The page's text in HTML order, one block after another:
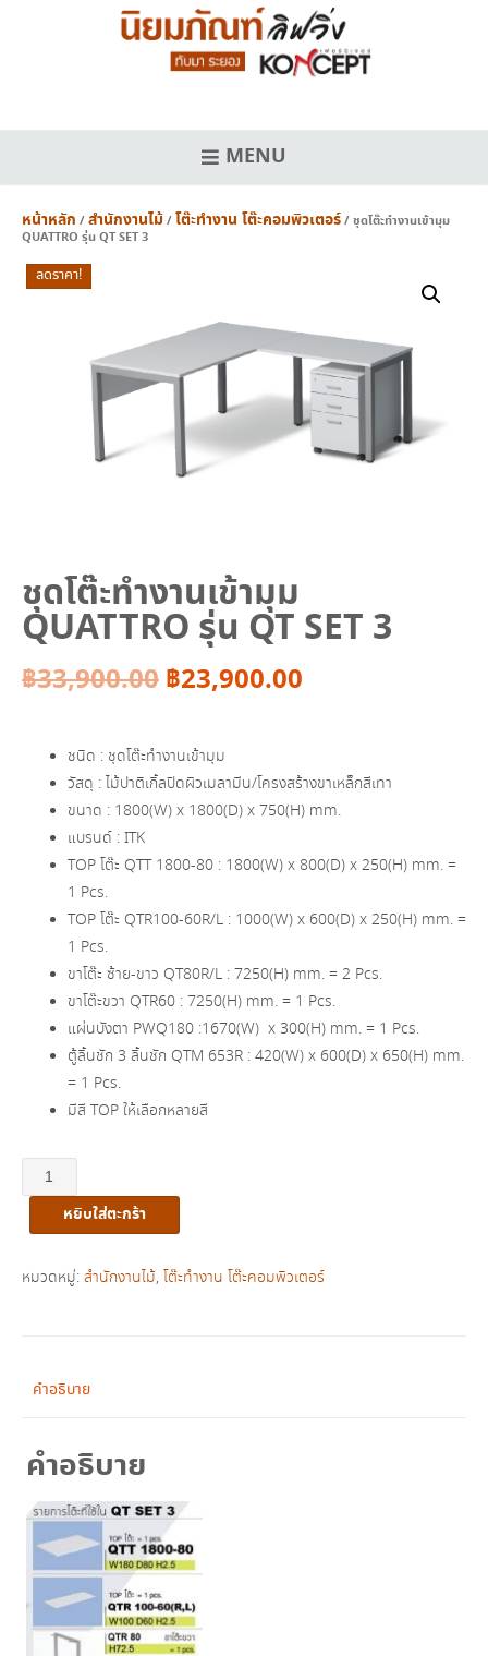
MENU
หน้าหลัก /สำนักงานไม้/โต๊ะทำงาน โต๊ะคอมพิวเตอร์/ ชุดโต๊ะทำงานเข้ามุม
QUATTRO รุ่น QT SET 3
ลดราคา!
ชุดโต๊ะทำงานเข้ามุม
QUATTRO รุ่น QT SET 3
฿33,900.00Original
was:
฿33,900.00.
฿23,900.00
is:
฿23,900.00.
ชนิด : ชุดโต๊ะทำงานเข้ามุม
วัสดุ : ไม้ปาติเกิ้ลปิดผิวเมลามีน/โครงสร้างขาเหล็กสีเทา
ขนาด : 1800(W) x 1800(D) x 750(H) mm.
แบรนด์ : ITK
TOP โต๊ะ QTT 1800-80 : 1800(W) x 800(D) x 250(H) mm. =
1 Pcs.
TOP โต๊ะ QTR100-60R/L : 1000(W) x 600(D) x 250(H) mm. =
1 Pcs.
ขาโต๊ะ ซ้าย-ขาว QT80R/L : 7250(H) mm. = 2 Pcs.
ขาโต๊ะขวา QTR60 : 7250(H) mm. = 1 Pcs.
แผ่นบังตา PWQ180 :1670(W) x 300(H) mm. = 1 Pcs.
ตู้ลิ้นชัก 3 ลิ้นชัก QTM 653R : 420(W) x 600(D) x 650(H) mm.
= 1 Pcs.
มีสี TOP ให้เลือกหลายสี
จำนวน
ชุด
เข้า
QT
ชิ้น
หยิบใส่ตะกร้า
หมวดหมู่: สำนักงานไม้, โต๊ะทำงาน โต๊ะคอมพิวเตอร์
คำอธิบาย
คำอธิบาย